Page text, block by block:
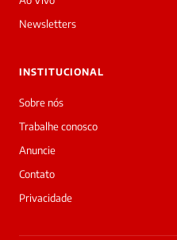
Prime.
Mary
silva
acabou
de
essa
matéria
e
Newsletters
INSTITUCIONAL
Sobre nós
Trabalhe conosco
Anuncie
Contato
Privacidade